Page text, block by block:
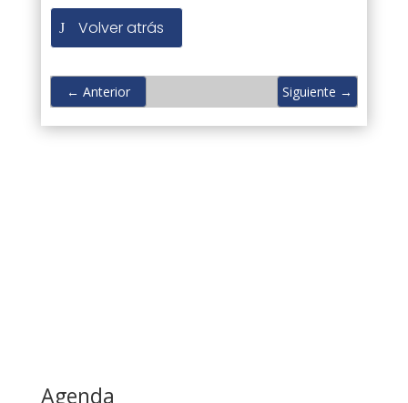
Volver atrás
← Anterior Siguiente →
Agenda